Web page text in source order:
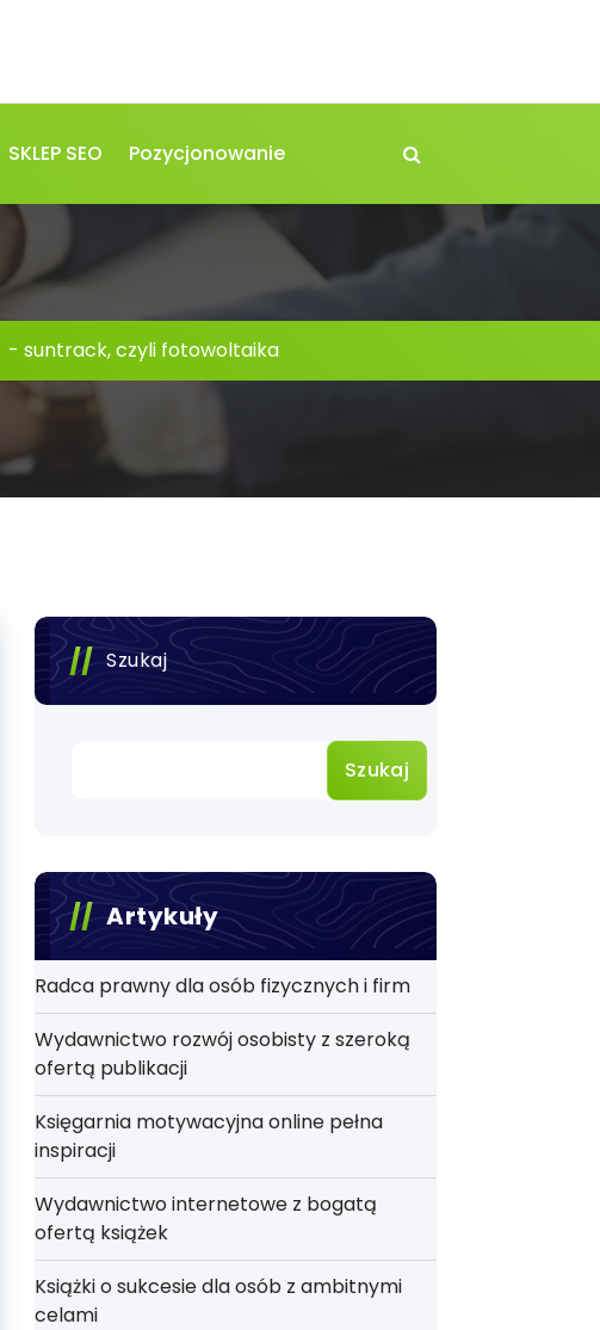
SKLEP SEO Pozycjonowanie
- suntrack, czyli fotowoltaika
Szukaj
Szukaj
Artykuły
Radca prawny dla osób fizycznych i firm
Wydawnictwo rozwój osobisty z szeroką
ofertą publikacji
Księgarnia motywacyjna online pełna
inspiracji
Wydawnictwo internetowe z bogatą
ofertą książek
Książki o sukcesie dla osób z ambitnymi
celami